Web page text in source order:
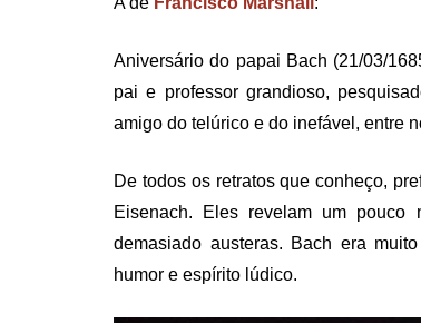
Aniversário do papai Bach (21/03/
pai e professor grandioso,
amigo do telúrico e do inefável, entre
De todos os retratos que conheço,
Eisenach. Eles revelam um pouco
demasiado austeras. Bach era
humor e espírito lúdico.